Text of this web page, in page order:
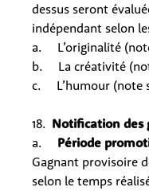
dessus seront
indépendant selon
a. L’originalité
b. La créativité
c. L’humour (note
18. Notification des
a. Période
Gagnant provisoire
selon le temps